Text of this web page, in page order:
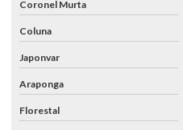
Coronel Murta
Coluna
Japonvar
Araponga
Florestal